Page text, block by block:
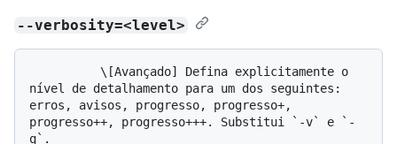
--verbosity=<level>
nível de detalhamento para um dos seguintes:
erros, avisos, progresso, progresso+,
progresso++, progresso+++. Substitui `-v` e `-